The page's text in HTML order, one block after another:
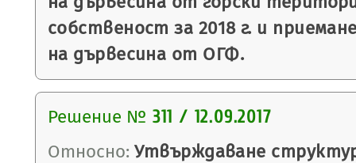
собственост за 2018 г. и
на дървесина от ОГФ.
Решение № 311 / 12.09.2017
Относно: Утвърждаване